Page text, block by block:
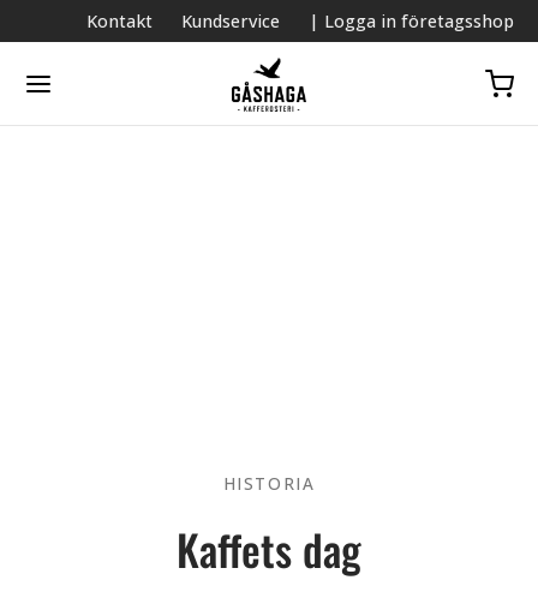
Kontakt Kundservice | Logga in företagsshop
HISTORIA
Kaffets dag